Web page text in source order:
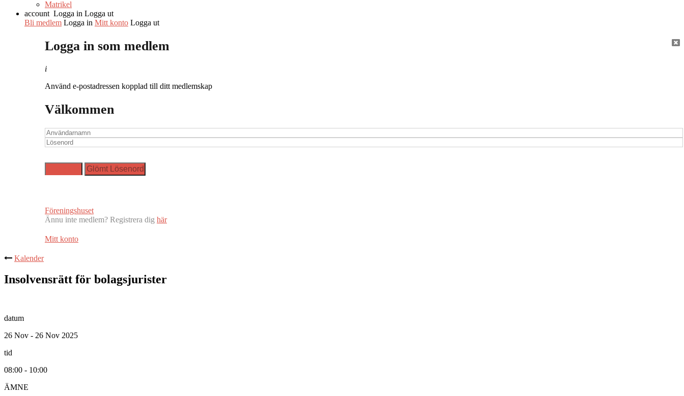
Matrikel
account Logga in Logga ut
Bli medlem Logga in Mitt konto Logga ut
Logga in som medlem
i
Använd e-postadressen kopplad till ditt medlemskap
Välkommen
Föreningshuset
Ännu inte medlem? Registrera dig här
Mitt konto
Kalender
Insolvensrätt för bolagsjurister
datum
26 Nov - 26 Nov 2025
tid
08:00 - 10:00
ÄMNE